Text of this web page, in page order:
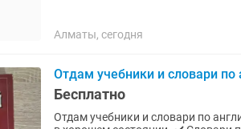
Алматы, сегодня
Отдам учебники и словари
Бесплатно
Отдам учебники и словари по английскому и